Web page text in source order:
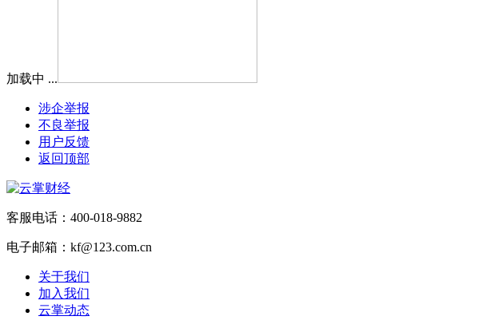
加载中 ...
涉企举报
不良举报
用户反馈
返回顶部
客服电话：400-018-9882
电子邮箱：kf@123.com.cn
关于我们
加入我们
云掌动态